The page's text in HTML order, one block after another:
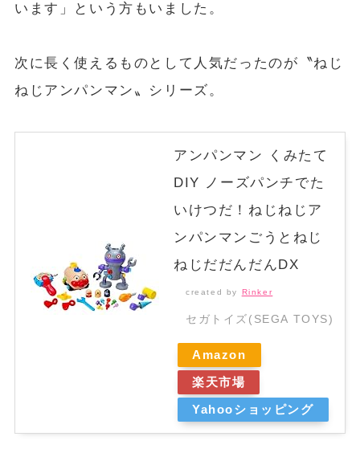
います」という方もいました。
次に長く使えるものとして人気だったのが〝ねじ
ねじアンパンマン〟シリーズ。
アンパンマン くみたて
DIY ノーズパンチでた
いけつだ！ねじねじア
ンパンマンごうとねじ
ねじだだんだんDX
created by Rinker
セガトイズ(SEGA TOYS)
Amazon
楽天市場
Yahooショッピング